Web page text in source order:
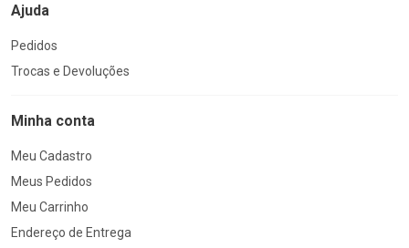
Ajuda
Pedidos
Trocas e Devoluções
Minha conta
Meu Cadastro
Meus Pedidos
Meu Carrinho
Endereço de Entrega